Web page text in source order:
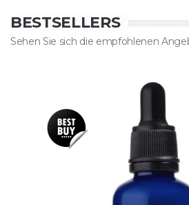
BESTSELLERS
Sehen Sie sich die empfohlenen